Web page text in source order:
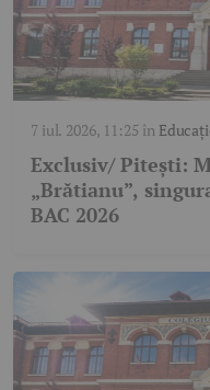
7 iul. 2026, 11:25 în
Exclusiv/ Pitești:
„Brătianu”,
BAC 2026